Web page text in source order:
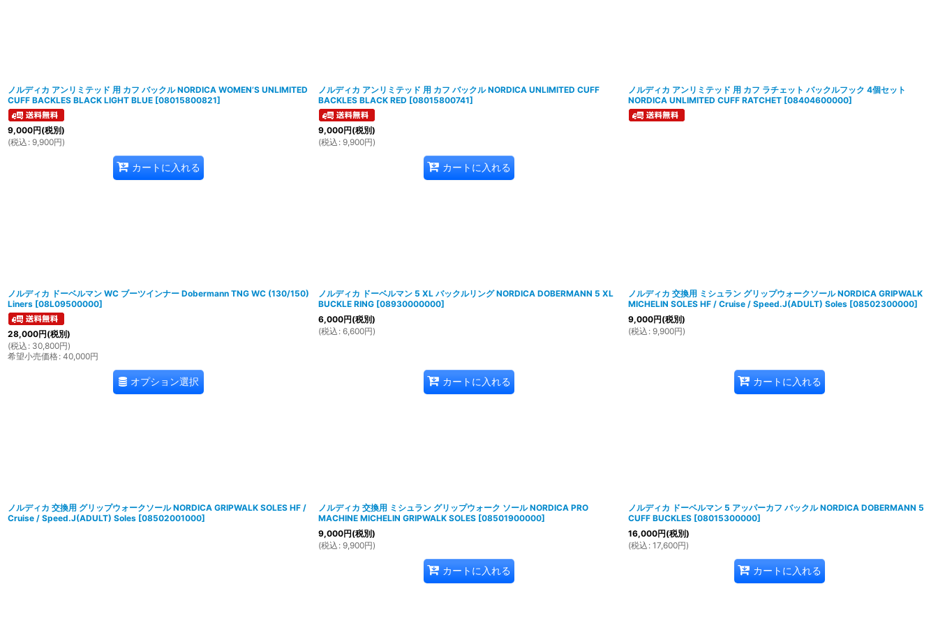
ノルディカ アンリミテッド 用 カフ バックル NORDICA WOMEN’S UNLIMITED
CUFF BACKLES BLACK LIGHT BLUE [08015800821]
9,000円(税別)
(税込 : 9,900円)
カートに入れる
ノルディカ アンリミテッド 用 カフ バックル NORDICA UNLIMITED CUFF
BACKLES BLACK RED [08015800741]
9,000円(税別)
(税込 : 9,900円)
カートに入れる
ノルディカ アンリミテッド 用 カフ ラチェット バックルフック 4個セット
NORDICA UNLIMITED CUFF RATCHET [08404600000]
ノルディカ ドーベルマン WC ブーツインナー Dobermann TNG WC (130/150)
Liners [08L09500000]
28,000円(税別)
(税込 : 30,800円)
希望小売価格: 40,000円
オプション選択
ノルディカ ドーベルマン 5 XL バックルリング NORDICA DOBERMANN 5 XL
BUCKLE RING [08930000000]
6,000円(税別)
(税込 : 6,600円)
カートに入れる
ノルディカ 交換用 ミシュラン グリップウォークソール NORDICA GRIPWALK
MICHELIN SOLES HF / Cruise / Speed.J(ADULT) Soles [08502300000]
9,000円(税別)
(税込 : 9,900円)
カートに入れる
ノルディカ 交換用 グリップウォークソール NORDICA GRIPWALK SOLES HF /
Cruise / Speed.J(ADULT) Soles [08502001000]
ノルディカ 交換用 ミシュラン グリップウォーク ソール NORDICA PRO
MACHINE MICHELIN GRIPWALK SOLES [08501900000]
9,000円(税別)
(税込 : 9,900円)
カートに入れる
ノルディカ ドーベルマン 5 アッパーカフ バックル NORDICA DOBERMANN 5
CUFF BUCKLES [08015300000]
16,000円(税別)
(税込 : 17,600円)
カートに入れる